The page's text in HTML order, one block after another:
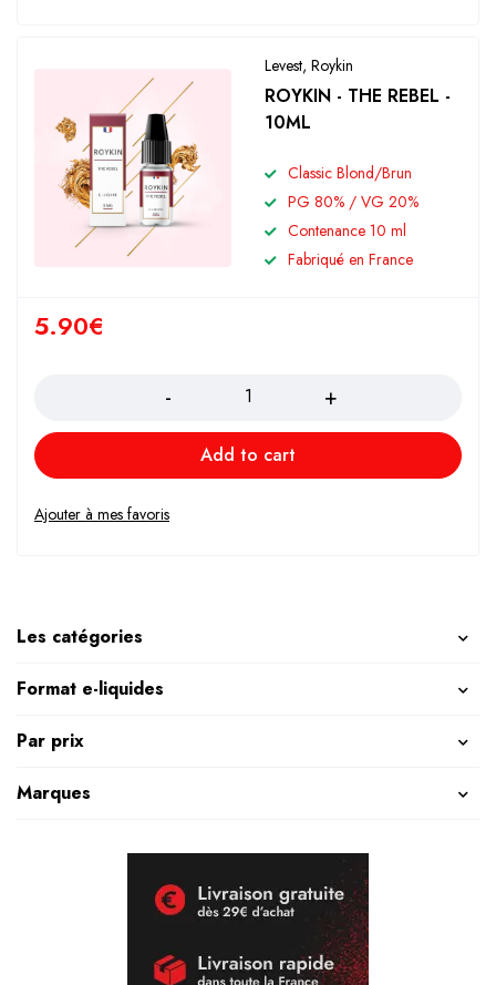
Les catégories
Format e-liquides
Par prix
Marques
Levest, Roykin
ROYKIN - THE REBEL -
10ML
Classic Blond/Brun
PG 80% / VG 20%
Contenance 10 ml
Fabriqué en France
5.90€
Add to cart